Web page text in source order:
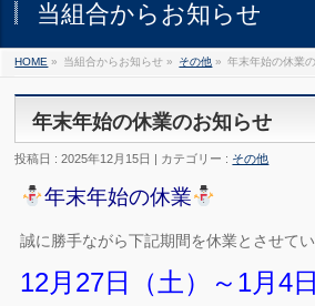
当組合からお知らせ
HOME » 当組合からお知らせ » その他 » 年末年始の休業
年末年始の休業のお知らせ
投稿日 : 2025年12月15日 | カテゴリー : その他
年末年始の休業
誠に勝手ながら下記期間を休業とさせて
12月27日（土）～1月4